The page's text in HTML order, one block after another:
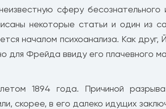
сферу
некоторые статьи и один из
началом психоанализа. Как
для Фрейда ввиду его плачевного
1894 года. Причиной
скорее, в его далеко идущих